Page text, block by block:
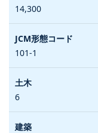
14,300
101-1
6